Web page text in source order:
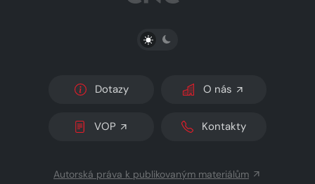
PŘEPNOUT SVĚTLÝ/TMAVÝ REŽIM
Dotazy O nás
VOP Kontakty
Autorská práva k publikovaným materiálům